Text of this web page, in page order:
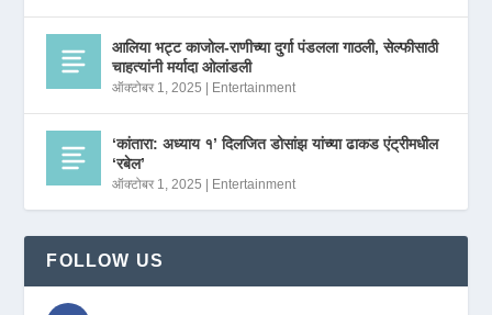
आलिया भट्ट काजोल-राणीच्या दुर्गा पंडलला गाठली, सेल्फीसाठी
चाहत्यांनी मर्यादा ओलांडली
ऑक्टोबर 1, 2025 | Entertainment
‘कांतारा: अध्याय १’ दिलजित डोसांझ यांच्या ढाकड एंट्रीमधील
‘रबेल’
ऑक्टोबर 1, 2025 | Entertainment
FOLLOW US